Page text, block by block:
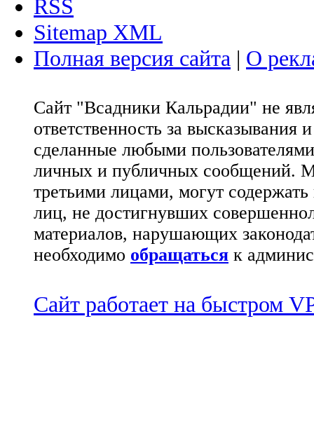
RSS
Sitemap XML
Полная версия сайта | О
Сайт "Всадники Кальрадии" не
ответственность за
сделанные любыми
личных и публичных сообщений.
третьими лицами, могут
лиц, не достигнувших
материалов, нарушающих
необходимо обращаться к
Сайт работает на быстром